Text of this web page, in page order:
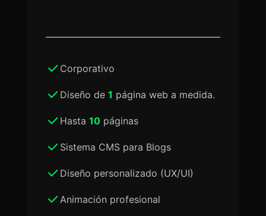
Corporativo
Diseño de 1 página web a medida.
Hasta 10páginas
Sistema CMS para Blogs
Diseño personalizado (UX/UI)
Animación profesional